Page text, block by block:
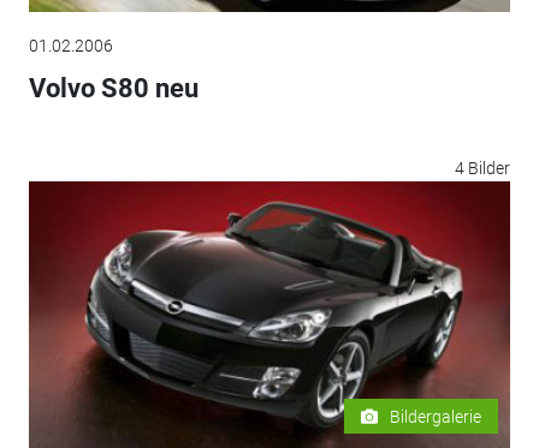
01.02.2006
Volvo S80 neu
4 Bilder
Bildergalerie